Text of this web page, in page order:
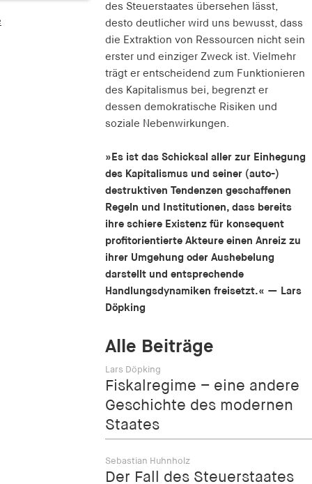
des Steuerstaates übersehen lässt,
desto deutlicher wird uns bewusst, dass
die Extraktion von Ressourcen nicht sein
erster und einziger Zweck ist. Vielmehr
trägt er entscheidend zum Funktionieren
des Kapitalismus bei, begrenzt er
dessen demokratische Risiken und
soziale Nebenwirkungen.
»Es ist das Schicksal aller zur Einhegung
des Kapitalismus und seiner (auto-)
destruktiven Tendenzen geschaffenen
Regeln und Institutionen, dass bereits
ihre schiere Existenz für konsequent
profitorientierte Akteure einen Anreiz zu
ihrer Umgehung oder Aushebelung
darstellt und entsprechende
Handlungsdynamiken freisetzt.« — Lars
Döpking
Alle Beiträge
Lars Döpking
Fiskalregime – eine andere
Geschichte des modernen
Staates
Sebastian Huhnholz
Der Fall des Steuerstaates